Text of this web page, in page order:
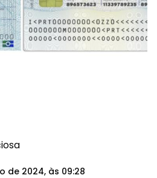
de 2024, às 09:28